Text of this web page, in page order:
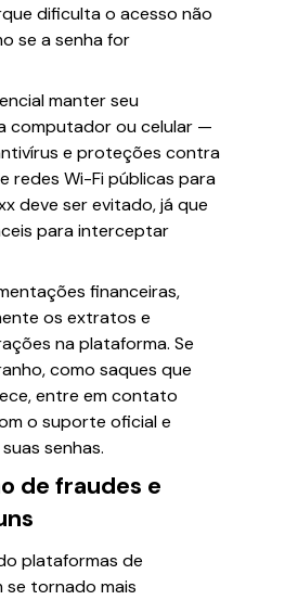
dificulta o acesso não
se a senha for
manter seu
computador ou celular —
e proteções contra
redes Wi-Fi públicas para
deve ser evitado, já que
para interceptar
financeiras,
os extratos e
na plataforma. Se
como saques que
entre em contato
o suporte oficial e
senhas.
de fraudes e
plataformas de
tornado mais